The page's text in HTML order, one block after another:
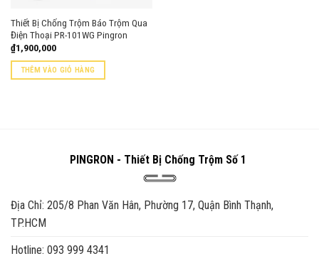
Thiết Bị Chống Trộm Báo Trộm Qua
Điện Thoại PR-101WG Pingron
₫1,900,000
THÊM VÀO GIỎ HÀNG
PINGRON - Thiết Bị Chống Trộm Số 1
Địa Chỉ: 205/8 Phan Văn Hân, Phường 17, Quận Bình Thạnh,
TP.HCM
Hotline: 093 999 4341